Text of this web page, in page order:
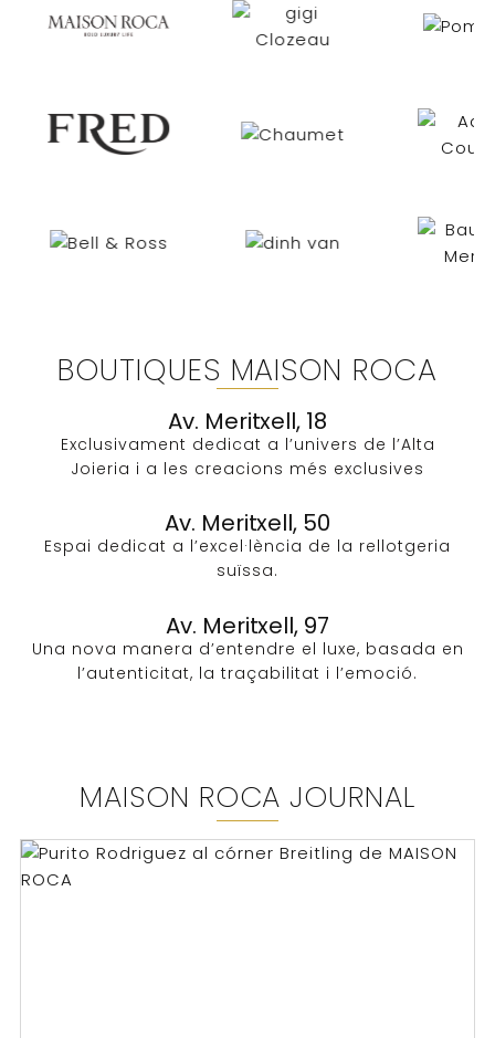
BOUTIQUES MAISON ROCA
Av. Meritxell, 18
Exclusivament dedicat a l’univers de l’Alta
Joieria i a les creacions més exclusives​
Av. Meritxell, 50
Espai dedicat a l’excel·lència de la rellotgeria
suïssa.
Av. Meritxell, 97
Una nova manera d’entendre el luxe, basada en
l’autenticitat, la traçabilitat i l’emoció.
MAISON ROCA JOURNAL